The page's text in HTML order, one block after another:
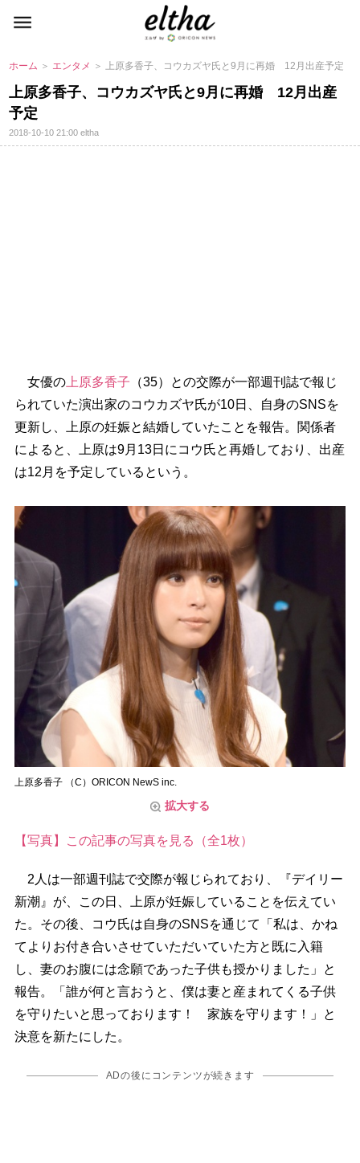
ホーム ＞ エンタメ ＞ 上原多香子、コウカズヤ氏と9月に再婚 12月出産予定
上原多香子、コウカズヤ氏と9月に再婚 12月出産
予定
2018-10-10 21:00eltha
女優の上原多香子 （35）との交際が一部週刊誌で報じ
られていた演出家のコウカズヤ氏が10日、自身のSNSを
更新し、上原の妊娠と結婚していたことを報告。関係者
によると、上原は9月13日にコウ氏と再婚しており、出産
は12月を予定しているという。
上原多香子 （C）ORICON NewS inc.
拡大する
【写真】この記事の写真を見る（全1枚）
2人は一部週刊誌で交際が報じられており、『デイリー
新潮』が、この日、上原が妊娠していることを伝えてい
た。その後、コウ氏は自身のSNSを通じて「私は、かね
てよりお付き合いさせていただいていた方と既に入籍
し、妻のお腹には念願であった子供も授かりました」と
報告。「誰が何と言おうと、僕は妻と産まれてくる子供
を守りたいと思っております！ 家族を守ります！」と
決意を新たにした。
ADの後にコンテンツが続きます